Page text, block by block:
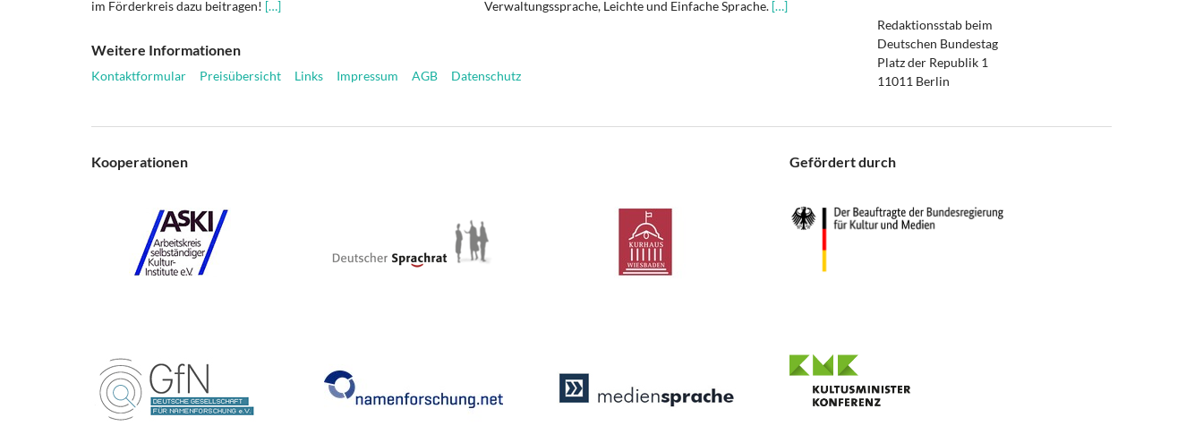
im Förderkreis dazu beitragen! […]
Verwaltungssprache, Leichte und Einfache Sprache. […]
Weitere Informationen
Kontaktformular Preisübersicht Links Impressum AGB Datenschutz
Redaktionsstab beim
Deutschen Bundestag
Platz der Republik 1
11011 Berlin
Kooperationen Gefördert durch